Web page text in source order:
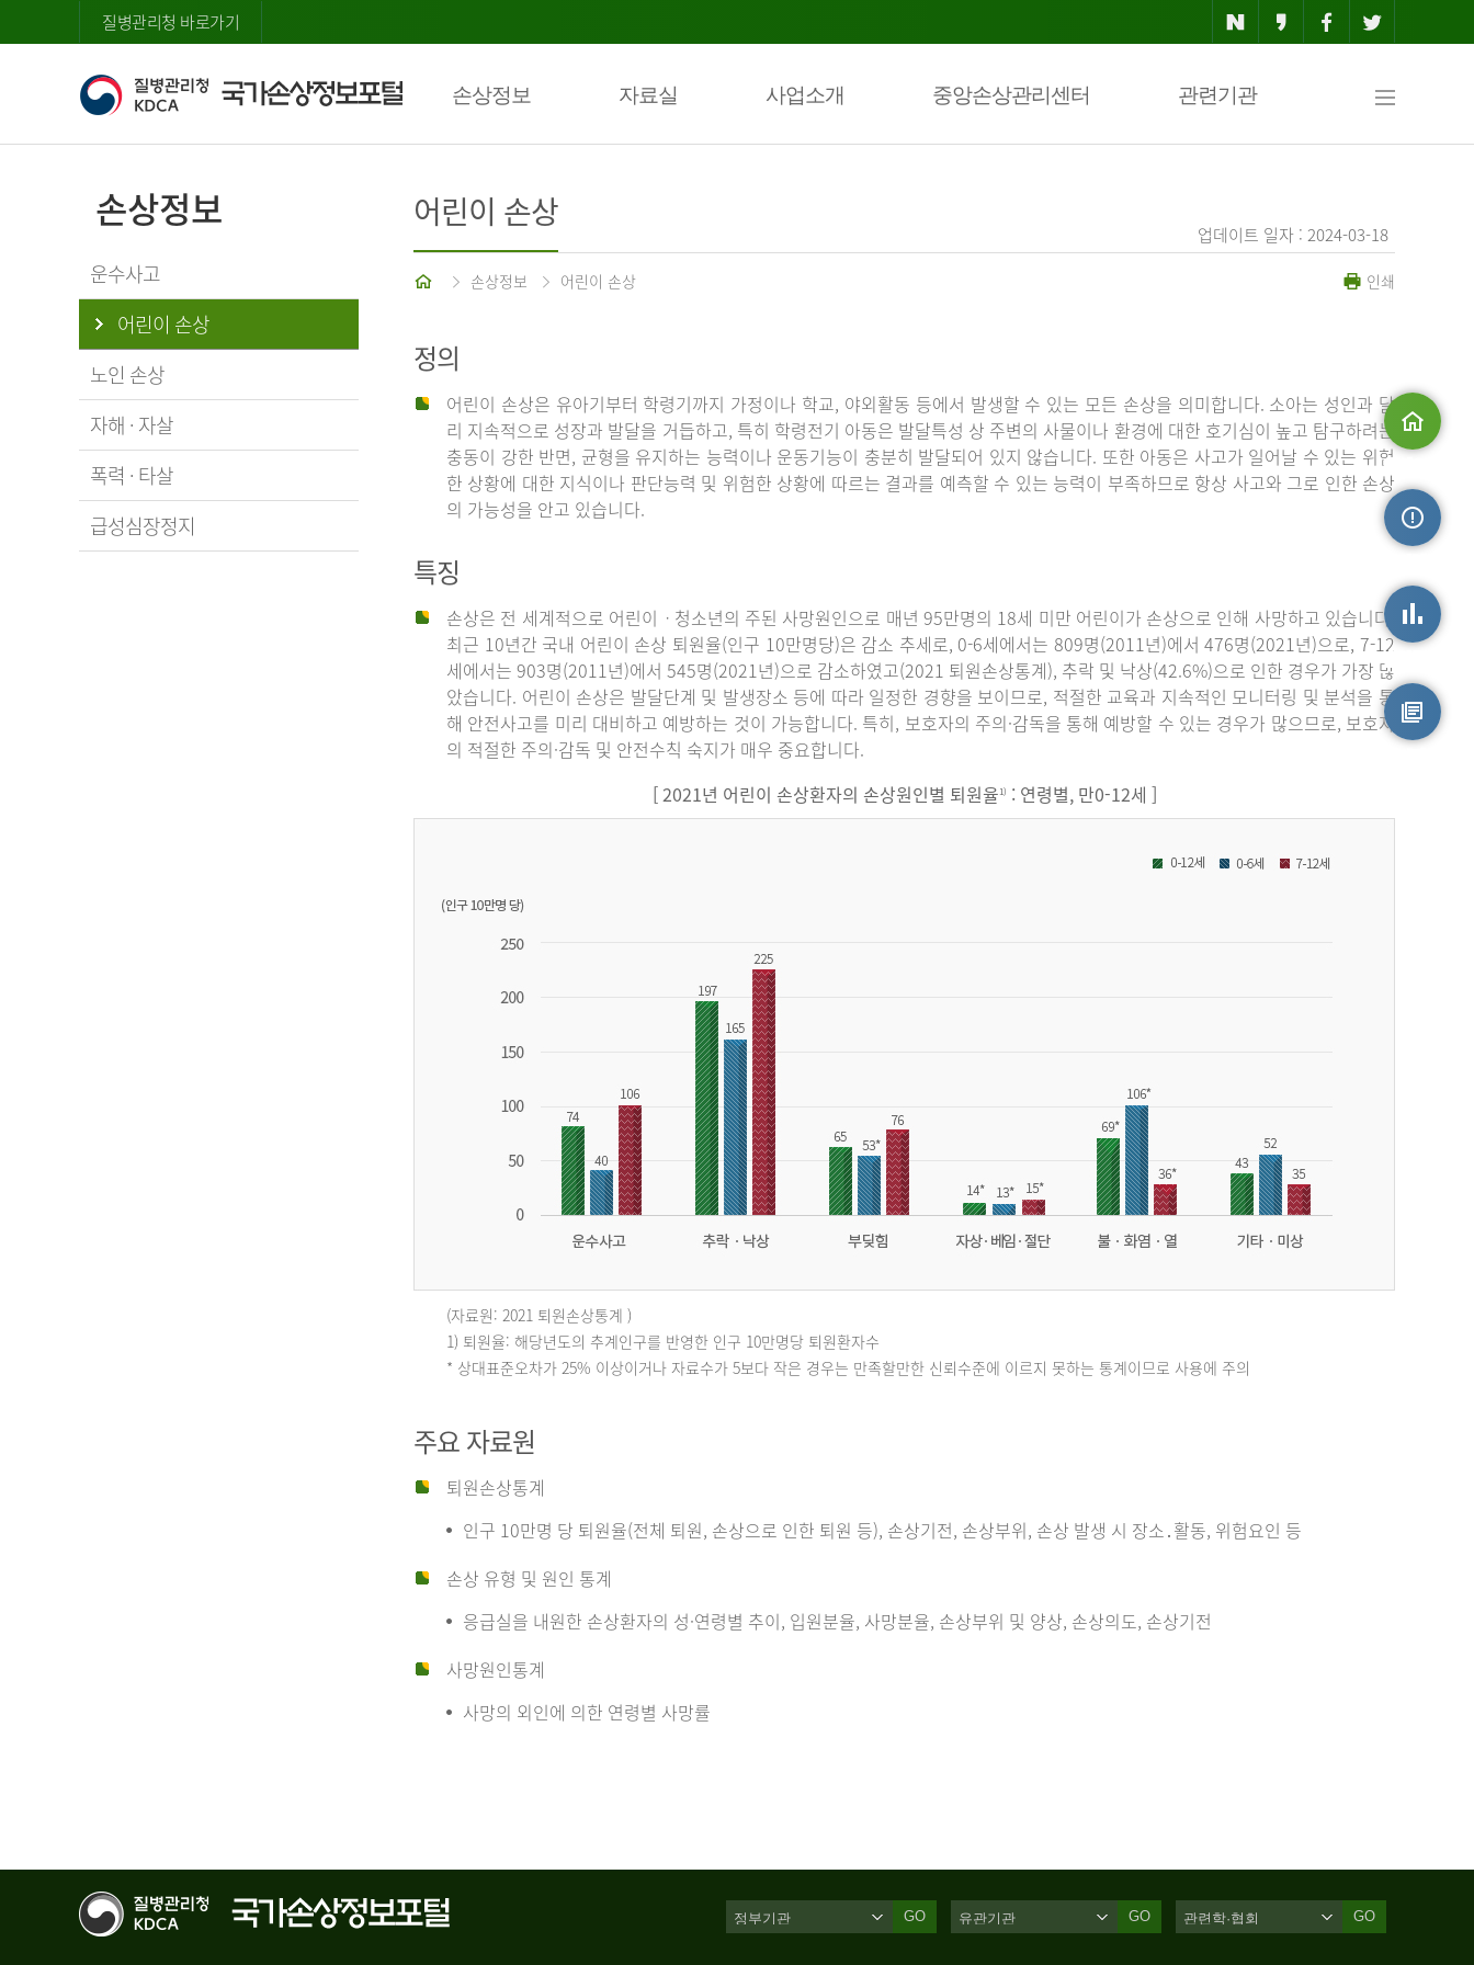
질병관리청 바로가기
손상정보 자료실 사업소개 중앙손상관리센터 관련기관
맵
손상정보
운수사고
어린이 손상
노인 손상
자해 · 자살
폭력 · 타살
급성심장정지
업데이트 일자 : 2024-03-18
어린이 손상
홈 손상정보 어린이 손상 인쇄
정의
어린이 손상은 유아기부터 학령기까지 가정이나 학교, 야외활동 등에서 발생할 수 있는 모든 손상을 의미합니다. 소아는 성인과 달
리 지속적으로 성장과 발달을 거듭하고, 특히 학령전기 아동은 발달특성 상 주변의 사물이나 환경에 대한 호기심이 높고 탐구하려는
충동이 강한 반면, 균형을 유지하는 능력이나 운동기능이 충분히 발달되어 있지 않습니다. 또한 아동은 사고가 일어날 수 있는 위험
한 상황에 대한 지식이나 판단능력 및 위험한 상황에 따르는 결과를 예측할 수 있는 능력이 부족하므로 항상 사고와 그로 인한 손상
의 가능성을 안고 있습니다.
특징
손상은 전 세계적으로 어린이ㆍ청소년의 주된 사망원인으로 매년 95만명의 18세 미만 어린이가 손상으로 인해 사망하고 있습니다.
최근 10년간 국내 어린이 손상 퇴원율(인구 10만명당)은 감소 추세로, 0-6세에서는 809명(2011년)에서 476명(2021년)으로, 7-12
세에서는 903명(2011년)에서 545명(2021년)으로 감소하였고(2021 퇴원손상통계), 추락 및 낙상(42.6%)으로 인한 경우가 가장 많
았습니다. 어린이 손상은 발달단계 및 발생장소 등에 따라 일정한 경향을 보이므로, 적절한 교육과 지속적인 모니터링 및 분석을 통
해 안전사고를 미리 대비하고 예방하는 것이 가능합니다. 특히, 보호자의 주의·감독을 통해 예방할 수 있는 경우가 많으므로, 보호자
의 적절한 주의·감독 및 안전수칙 숙지가 매우 중요합니다.
[ 2021년 어린이 손상환자의 손상원인별 퇴원율1) : 연령별, 만0-12세 ]
10
만
명
수
(자료원: 2021 퇴원손상통계 )
1) 퇴원율: 해당년도의 추계인구를 반영한 인구 10만명당 퇴원환자수
* 상대표준오차가 25% 이상이거나 자료수가 5보다 작은 경우는 만족할만한 신뢰수준에 이르지 못하는 통계이므로 사용에 주의
주요 자료원
퇴원손상통계
인구 10만명 당 퇴원율(전체 퇴원, 손상으로 인한 퇴원 등), 손상기전, 손상부위, 손상 발생 시 장소․활동, 위험요인 등
손상 유형 및 원인 통계
응급실을 내원한 손상환자의 성·연령별 추이, 입원분율, 사망분율, 손상부위 및 양상, 손상의도, 손상기전
사망원인통계
사망의 외인에 의한 연령별 사망률
GO GO GO
메인으로
손상통계